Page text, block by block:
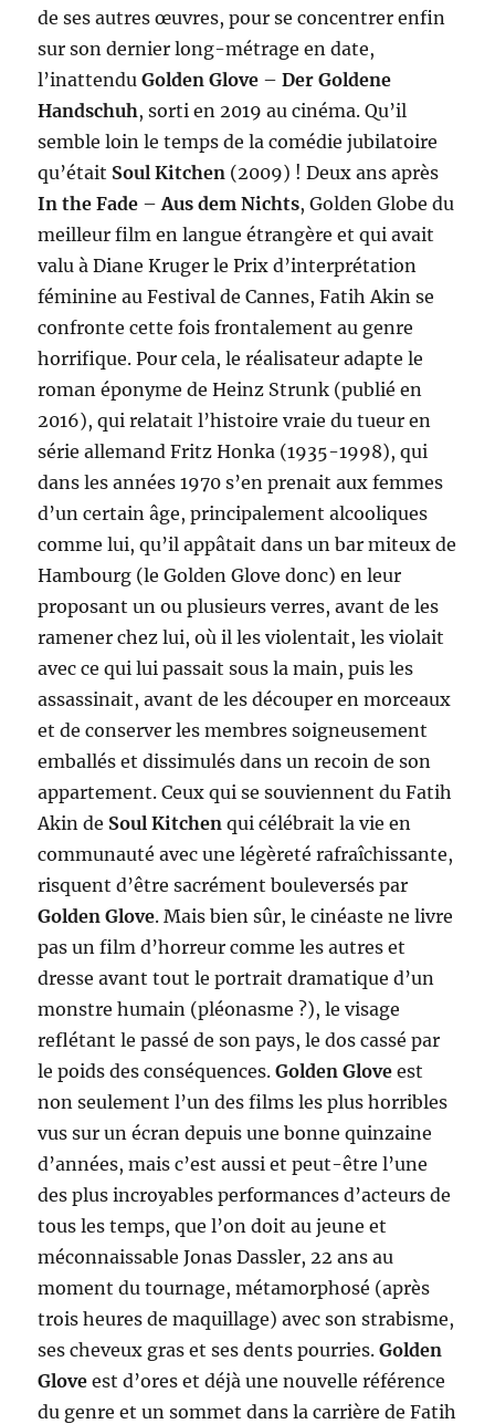
de ses autres œuvres, pour se concentrer enfin
sur son dernier long-métrage en date,
l’inattenduGolden Glove –Der Goldene
Handschuh, sorti en 2019 au cinéma. Qu’il
semble loin le temps de la comédie jubilatoire
qu’était Soul Kitchen (2009) ! Deux ans après
In the Fade –Aus dem Nichts, Golden Globe du
meilleur film en langue étrangère et qui avait
valu à Diane Kruger le Prix d’interprétation
féminine au Festival de Cannes, Fatih Akin se
confronte cette fois frontalement au genre
horrifique. Pour cela, le réalisateur adapte le
roman éponyme de Heinz Strunk (publié en
2016), qui relatait l’histoire vraie du tueur en
série allemand Fritz Honka (1935-1998), qui
dans les années 1970 s’en prenait aux femmes
d’un certain âge, principalement alcooliques
comme lui, qu’il appâtait dans un bar miteux de
Hambourg (le Golden Glove donc) en leur
proposant un ou plusieurs verres, avant de les
ramener chez lui, où il les violentait, les violait
avec ce qui lui passait sous la main, puis les
assassinait, avant de les découper en morceaux
et de conserver les membres soigneusement
emballés et dissimulés dans un recoin de son
appartement. Ceux qui se souviennent du Fatih
Akin de Soul Kitchen qui célébrait la vie en
communauté avec une légèreté rafraîchissante,
risquent d’être sacrément bouleversés par
Golden Glove. Mais bien sûr, le cinéaste ne livre
pas un film d’horreur comme les autres et
dresse avant tout le portrait dramatique d’un
monstre humain (pléonasme ?), le visage
reflétant le passé de son pays, le dos cassé par
le poids des conséquences.Golden Gloveest
non seulement l’un des films les plus horribles
vus sur un écran depuis une bonne quinzaine
d’années, mais c’est aussi et peut-être l’une
des plus incroyables performances d’acteurs de
tous les temps, que l’on doit au jeune et
méconnaissable Jonas Dassler, 22 ans au
moment du tournage, métamorphosé (après
trois heures de maquillage) avec son strabisme,
ses cheveux gras et ses dents pourries.Golden
Glove est d’ores et déjà une nouvelle référence
du genre et un sommet dans la carrière de Fatih